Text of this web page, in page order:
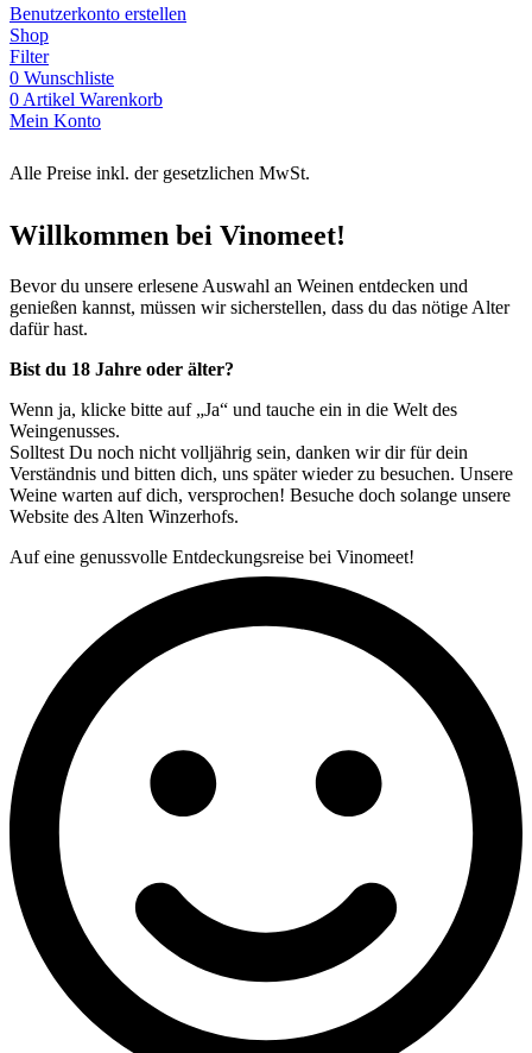
Benutzerkonto erstellen
Shop
Filter
0 Wunschliste
0 Artikel Warenkorb
Mein Konto
Alle Preise inkl. der gesetzlichen MwSt.
Willkommen bei Vinomeet!
Bevor du unsere erlesene Auswahl an Weinen entdecken und
genießen kannst, müssen wir sicherstellen, dass du das nötige Alter
dafür hast.
Bist du 18 Jahre oder älter?
Wenn ja, klicke bitte auf „Ja“ und tauche ein in die Welt des
Weingenusses.
Solltest Du noch nicht volljährig sein, danken wir dir für dein
Verständnis und bitten dich, uns später wieder zu besuchen. Unsere
Weine warten auf dich, versprochen! Besuche doch solange unsere
Website des Alten Winzerhofs.
Auf eine genussvolle Entdeckungsreise bei Vinomeet!